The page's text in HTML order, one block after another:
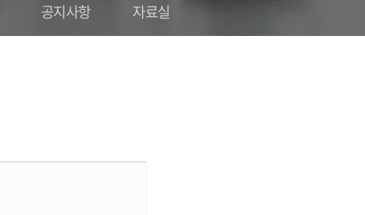
공지사항 자료실